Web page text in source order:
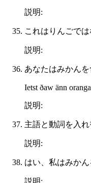
説明:
これはりんごでは
説明:
あなたはみかん
Ietst ðaw änn
説明:
主語と動詞を入れ
説明:
はい、私はみかん
説明: